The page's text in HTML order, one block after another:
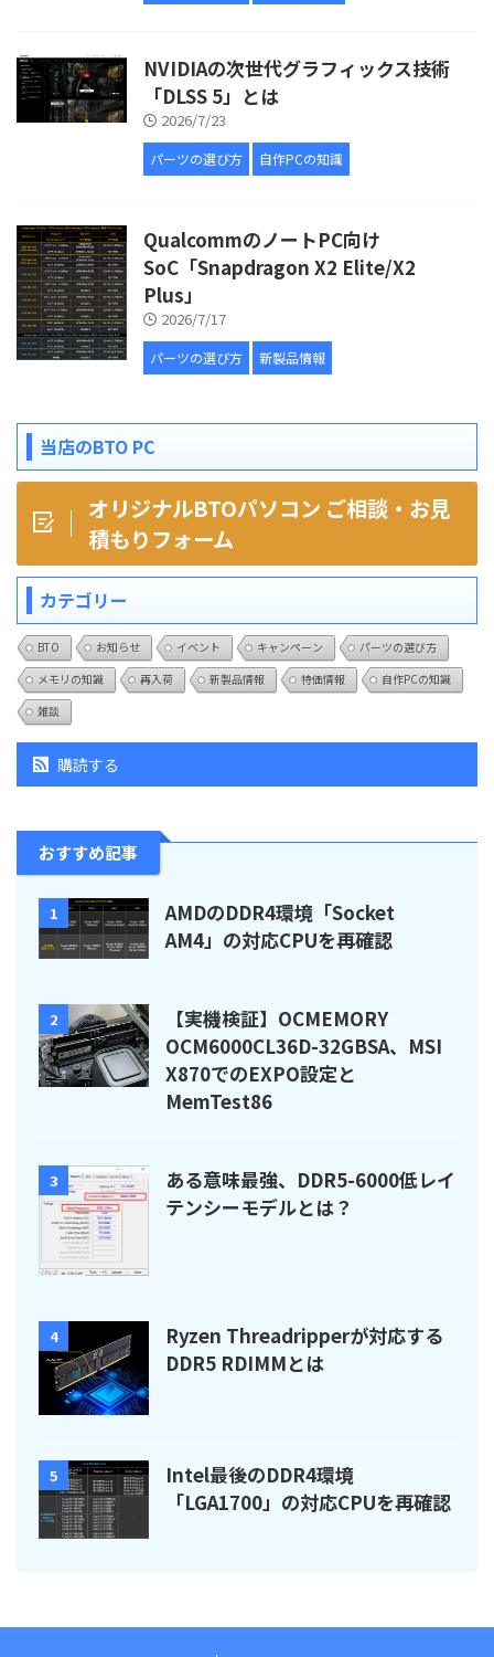
NVIDIAの次世代グラフィックス技術
「DLSS 5」とは
2026/7/23
パーツの選び方 自作PCの知識
QualcommのノートPC向け
SoC「Snapdragon X2 Elite/X2
Plus」
2026/7/17
パーツの選び方 新製品情報
当店のBTO PC
オリジナルBTOパソコン ご相談・お見
積もりフォーム
カテゴリー
BTO お知らせ イベント キャンペーン
パーツの選び方
メモリの知識
再入荷 新製品情報 特価情報
自作PCの知識
雑談
購読する
おすすめ記事
1
AMDのDDR4環境「Socket
AM4」の対応CPUを再確認
2
【実機検証】OCMEMORY
OCM6000CL36D-32GBSA、MSI
X870でのEXPO設定と
MemTest86
3
ある意味最強、DDR5-6000低レイ
テンシーモデルとは？
4
Ryzen Threadripperが対応する
DDR5 RDIMMとは
5
Intel最後のDDR4環境
「LGA1700」の対応CPUを再確認